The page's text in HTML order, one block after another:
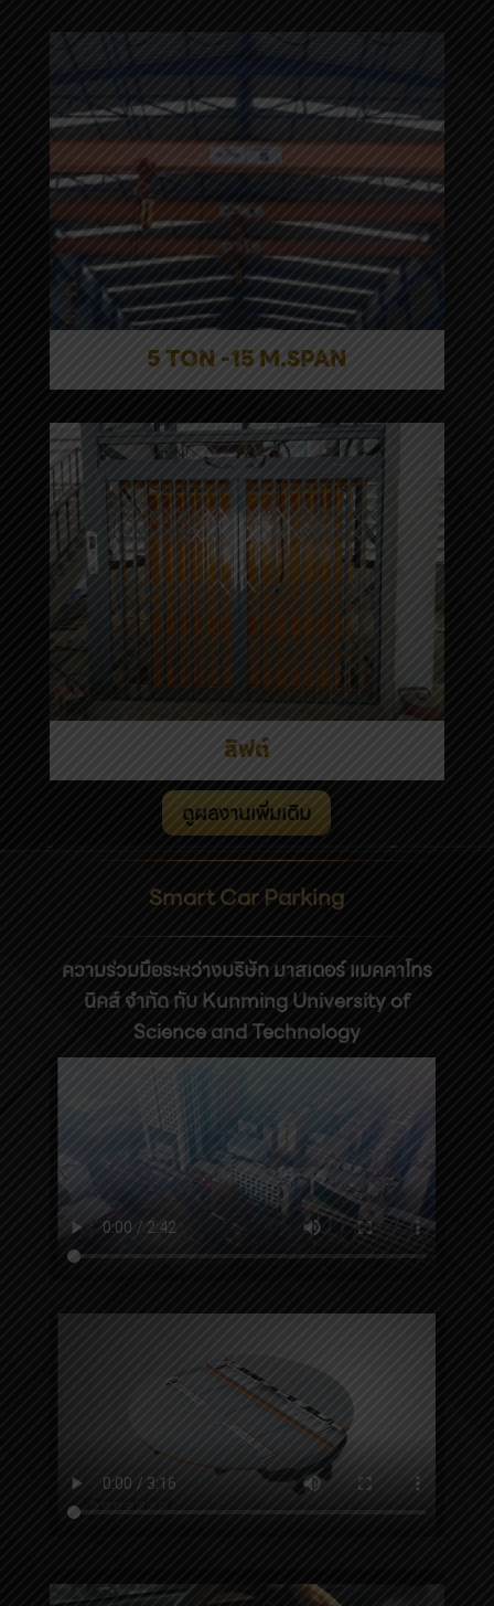
5 TON -15 M.SPAN
ลิฟต์
ดูผลงานเพิ่มเติม
Smart Car Parking
ความร่วมมือระหว่างบริษัท มาสเตอร์ แมคคาโทร
นิคส์ จำกัด กับ Kunming University of
Science and Technology